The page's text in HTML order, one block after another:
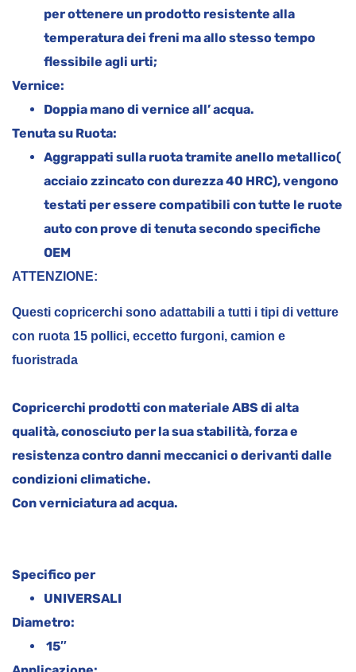
per ottenere un prodotto resistente alla
temperatura dei freni ma allo stesso tempo
flessibile agli urti;
Vernice:
Doppia mano di vernice all’ acqua.
Tenuta su Ruota:
Aggrappati sulla ruota tramite anello metallico(
acciaio zzincato con durezza 40 HRC), vengono
testati per essere compatibili con tutte le ruote
auto con prove di tenuta secondo specifiche
OEM
ATTENZIONE:
Questi copricerchi sono adattabili a tutti i tipi di vetture
con ruota 15 pollici, eccetto furgoni, camion e
fuoristrada
Copricerchi prodotti con materiale ABS di alta
qualità, conosciuto per la sua stabilità, forza e
resistenza contro danni meccanici o derivanti dalle
condizioni climatiche.
Con verniciatura ad acqua.
Specifico per
UNIVERSALI
Diametro:
15″